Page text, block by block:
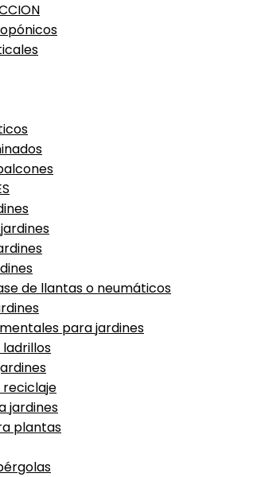
de llantas o neumáticos
para jardines
reciclaje
jardines
plantas